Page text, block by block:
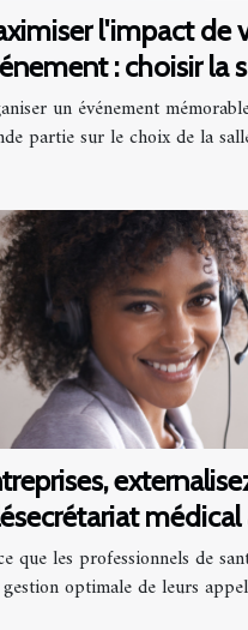
l'impact de
: choisir la
un événement
partie sur le choix de la
médical
!
que les professionnels de
optimale de leurs